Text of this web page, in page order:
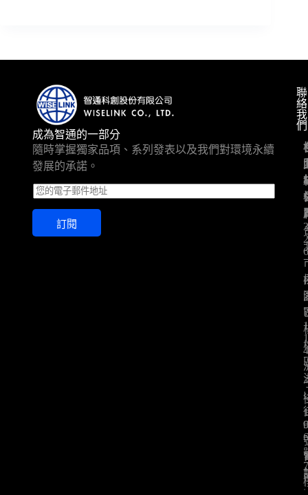
成為智通的一部分
隨時掌握獨家品項、系列發表以及我們對環境永續
發展的承諾。
E
m
a
l
訂閱
聯
絡
我
們
: